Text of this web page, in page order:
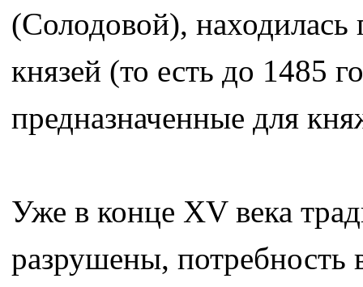
(Солодовой), находилась
князей (то есть до 1485
предназначенные для
Уже в конце ХV века
разрушены, потребность